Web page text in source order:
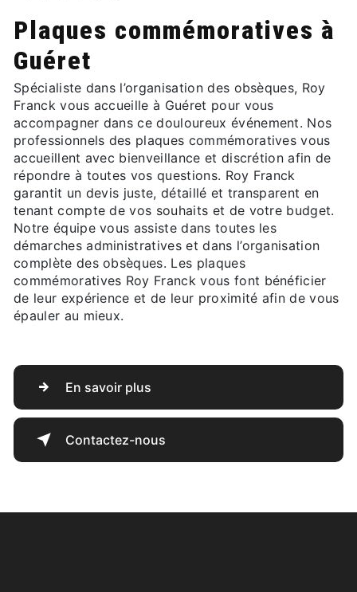
plaques commémoratives à
Guéret
Spécialiste dans l’organisation des obsèques, Roy
Franck vous accueille à Guéret pour vous
accompagner dans ce douloureux événement. Nos
professionnels des plaques commémoratives vous
accueillent avec bienveillance et discrétion afin de
répondre à toutes vos questions. Roy Franck
garantit un devis juste, détaillé et transparent en
tenant compte de vos souhaits et de votre budget.
Notre équipe vous assiste dans toutes les
démarches administratives et dans l’organisation
complète des obsèques. Les plaques
commémoratives Roy Franck vous font bénéficier
de leur expérience et de leur proximité afin de vous
épauler au mieux.
En savoir plus
Contactez-nous